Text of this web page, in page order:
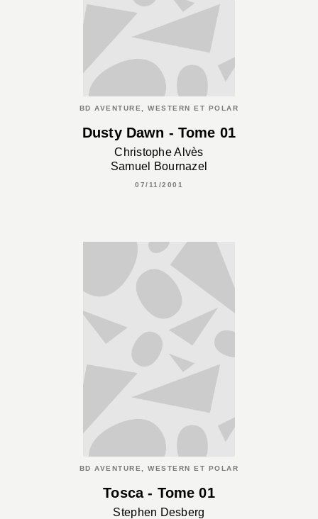
BD AVENTURE, WESTERN ET POLAR
Dusty Dawn - Tome 01
Christophe Alvès
Samuel Bournazel
07/11/2001
BD AVENTURE, WESTERN ET POLAR
Tosca - Tome 01
Stephen Desberg